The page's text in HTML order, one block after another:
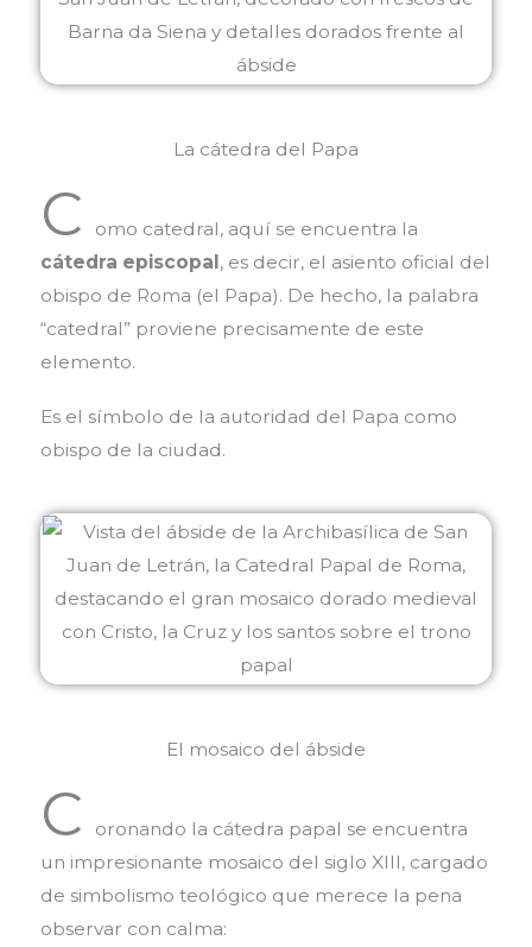
La cátedra del Papa
C
omo catedral, aquí se encuentra la
cátedra episcopal, es decir, el asiento oficial del
obispo de Roma (el Papa). De hecho, la palabra
“catedral” proviene precisamente de este
elemento.
Es el símbolo de la autoridad del Papa como
obispo de la ciudad.
El mosaico del ábside
C
oronando la cátedra papal se encuentra
un impresionante mosaico del siglo XIII, cargado
de simbolismo teológico que merece la pena
observar con calma: